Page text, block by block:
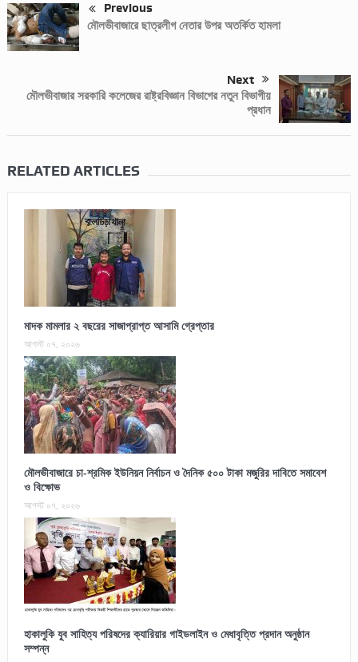
Previous
মৌলভীবাজারে ছাত্রলীগ নেতার উপর অতর্কিত হামলা
Next
মৌলভীবাজার সরকারি কলেজের রাষ্ট্রবিজ্ঞান বিভাগের নতুন বিভাগীয়
প্রধান
RELATED ARTICLES
মাদক মামলার ২ বছরের সাজাপ্রাপ্ত আসামি গ্রেপ্তার
আগস্ট ০৭, ২০২৬
মৌলভীবাজারে চা-শ্রমিক ইউনিয়ন নির্বাচন ও দৈনিক ৫০০ টাকা মজুরির দাবিতে সমাবেশ
ও বিক্ষোভ
আগস্ট ০৭, ২০২৬
হাকালুকি যুব সাহিত্য পরিষদের ক্যারিয়ার গাইডলাইন ও মেধাবৃত্তি প্রদান অনুষ্ঠান
সম্পন্ন